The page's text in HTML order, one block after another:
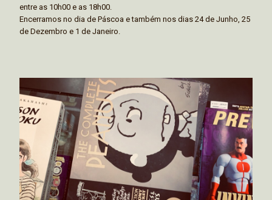
entre as 10h00 e as 18h00.
Encerramos no dia de Páscoa e também nos dias 24 de Junho, 25
de Dezembro e 1 de Janeiro.